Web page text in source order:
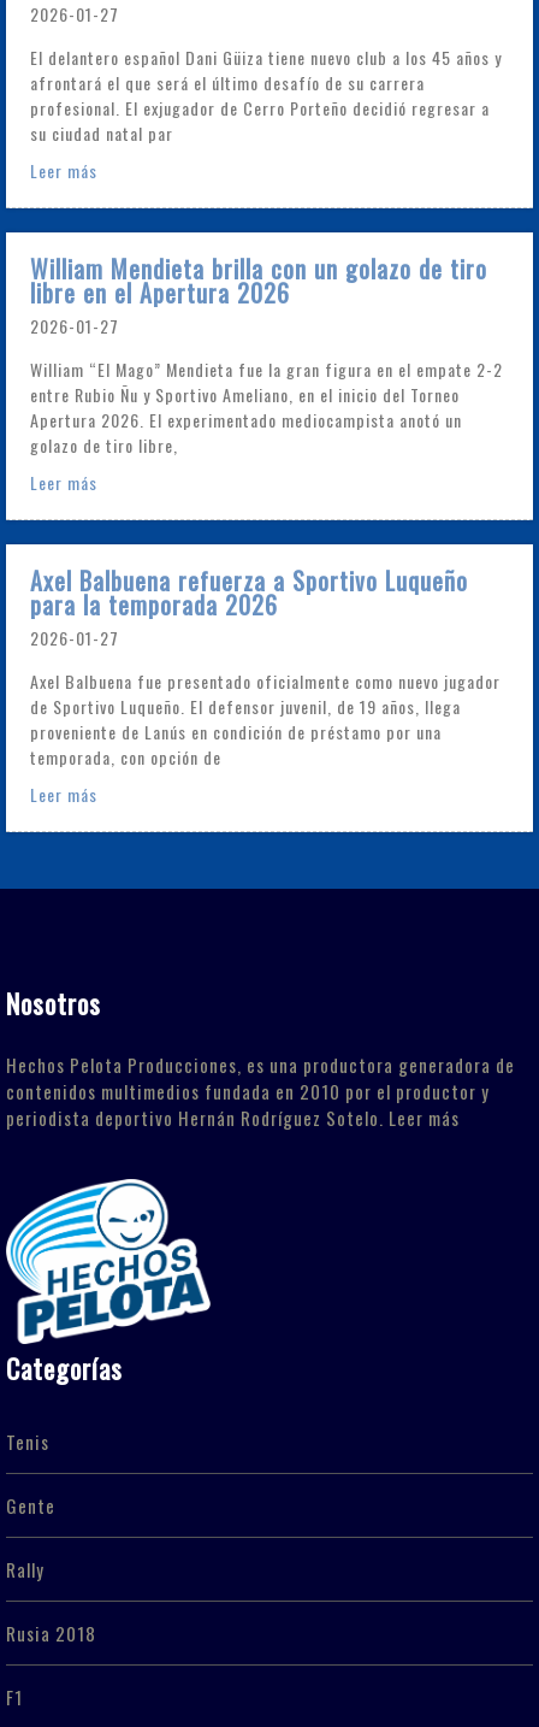
2026-01-27
El delantero español Dani Güiza tiene nuevo club a los 45 años y
afrontará el que será el último desafío de su carrera
profesional. El exjugador de Cerro Porteño decidió regresar a
su ciudad natal par
Leer más
William Mendieta brilla con un golazo de tiro
libre en el Apertura 2026
2026-01-27
William “El Mago” Mendieta fue la gran figura en el empate 2-2
entre Rubio Ñu y Sportivo Ameliano, en el inicio del Torneo
Apertura 2026. El experimentado mediocampista anotó un
golazo de tiro libre,
Leer más
Axel Balbuena refuerza a Sportivo Luqueño
para la temporada 2026
2026-01-27
Axel Balbuena fue presentado oficialmente como nuevo jugador
de Sportivo Luqueño. El defensor juvenil, de 19 años, llega
proveniente de Lanús en condición de préstamo por una
temporada, con opción de
Leer más
Nosotros
Hechos Pelota Producciones, es una productora generadora de
contenidos multimedios fundada en 2010 por el productor y
periodista deportivo Hernán Rodríguez Sotelo. Leer más
Categorías
Tenis
Gente
Rally
Rusia 2018
F1